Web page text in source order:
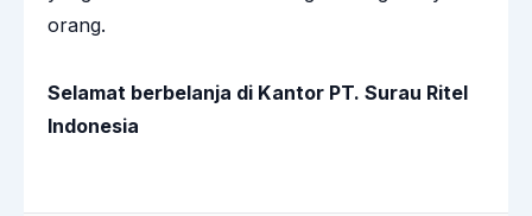
orang.
Selamat berbelanja di Kantor PT. Surau Ritel
Indonesia